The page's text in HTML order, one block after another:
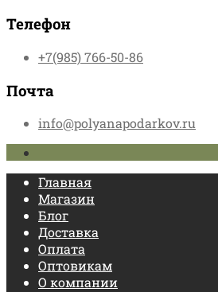
Телефон
+7(985) 766-50-86
Почта
info@polyanapodarkov.ru
Главная
Магазин
Блог
Доставка
Оплата
Оптовикам
О компании